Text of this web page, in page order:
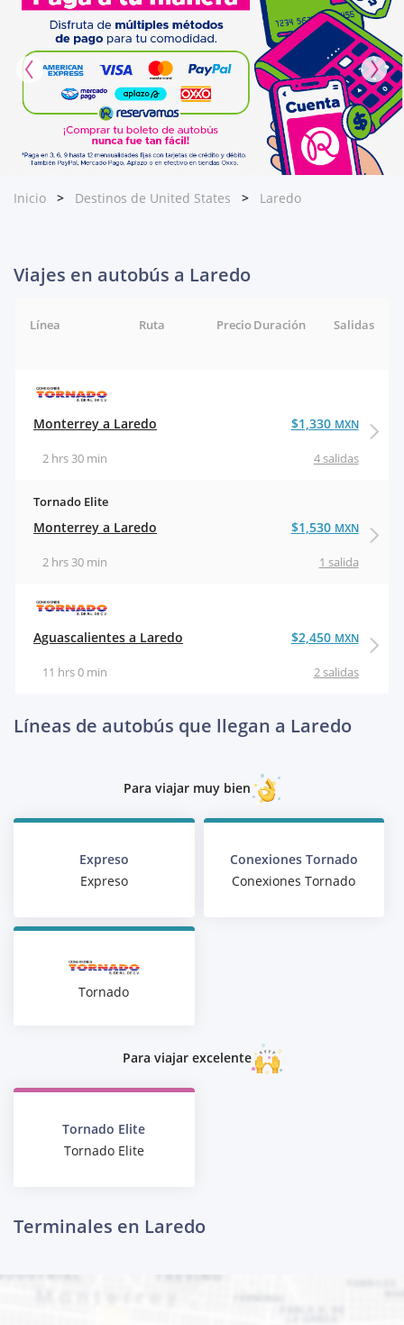
Inicio Destinos de United States Laredo
Viajes en autobús a Laredo
Línea Ruta Salidas
Duración
Precio
Monterrey a Laredo
4 salidas
2 hrs 30 min
$1,330 MXN
Tornado Elite
Monterrey a Laredo
1 salida
2 hrs 30 min
$1,530 MXN
Aguascalientes a Laredo
2 salidas
11 hrs 0 min
$2,450 MXN
Líneas de autobús que llegan a Laredo
Para viajar muy bien
Expreso
Expreso
Conexiones Tornado
Conexiones Tornado
Tornado
Para viajar excelente
Tornado Elite
Tornado Elite
Terminales en Laredo